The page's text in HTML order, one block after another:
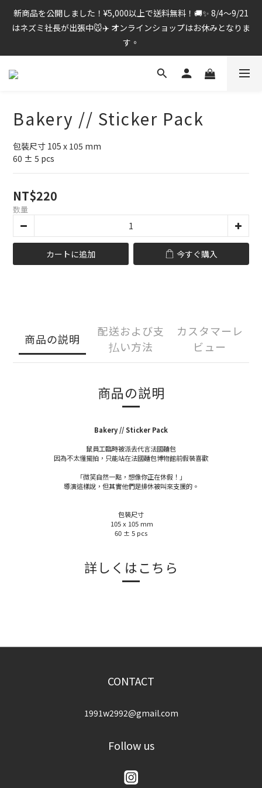
新商品を公開しました！¥5,000以上で送料無料！🚚✨ 8/4〜9/21
はネズミ社長が出張中🐭✈️ オンラインショップはお休みとなりま
す。
Bakery // Sticker Pack
包裝尺寸 105 x 105 mm
60 ± 5 pcs
NT$220
数量
カートに追加 今すぐ購入
商品の説明
配送および支
払い方法
カスタマーレ
ビュー
商品の説明
Bakery // Sticker Pack
鼠員工臨時被派去代言法國麵包
因為不太懂擺拍，只能站在法國麵包博物館前假裝喜歡
「微笑自然一點，想像你正在休假！」
導演這樣說，但其實他們是排休被叫來支援的。
包裝尺寸
105 x 105 mm
60 ± 5 pcs
詳しくはこちら
CONTACT
1991w2992@gmail.com
Follow us